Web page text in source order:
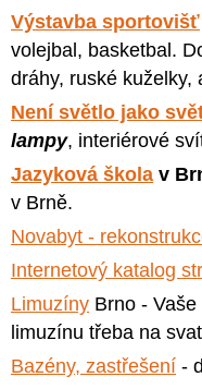
Výstavba sportovišť
volejbal, basketbal.
dráhy, ruské
Není světlo jako
lampy, interiérové
Jazyková škola v
v Brně.
Novabyt -
Internetový katalog
Limuzíny Brno -
limuzínu třeba na
Bazény, zastřešení -